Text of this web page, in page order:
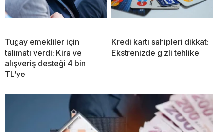
Tugay emekliler için
talimatı verdi: Kira ve
alışveriş desteği 4 bin
TL’ye
Kredi kartı sahipleri dikkat:
Ekstrenizde gizli tehlike